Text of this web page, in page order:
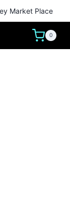
Market Place
0